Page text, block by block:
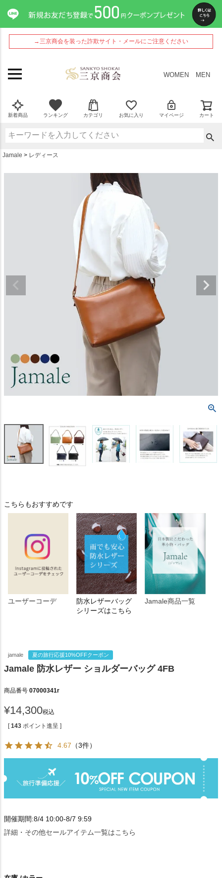
→三京商会を装った詐欺サイト・メールにご注意ください
WOMEN MEN
新着商品 ランキング カテゴリ お気に入り マイページ カート
Jamale レディース
こちらもおすすめです
ユーザーコーデ
防水レザーバッグ
シリーズはこちら
Jamale商品一覧
jamale 夏の旅行応援10%OFFクーポン
Jamale 防水レザー ショルダーバッグ 4FB
商品番号 07000341r
¥14,300税込
[ 143 ポイント進呈 ]
4.67 （3件）
開催期間:8/4 10:00-8/7 9:59
詳細・その他セールアイテム一覧はこちら
ペー
ジト
ップ
へ